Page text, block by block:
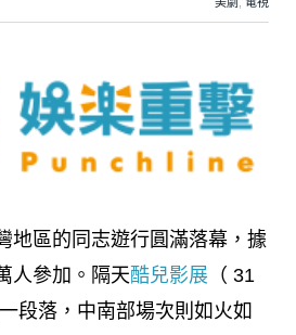
地區的同志遊行圓滿落幕，據
人參加。隔天酷兒影展 （ 31
段落，中南部場次則如火如